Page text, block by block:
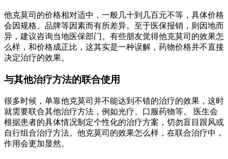
他克莫司的价格相对适中，一般几十到几百元不等，具体价格
会因规格、品牌等因素而有所差异。至于医保报销，则因地而
异，建议咨询当地医保部门。有些朋友觉得他克莫司的效果怎
么样，和价格成正比，这其实是一种误解，药物价格并不直接
决定治疗的效果。
与其他治疗方法的联合使用
很多时候，单靠他克莫司并不能达到不错的治疗的效果，这时
就需要联合其他治疗方法，例如光疗、口服药物等。 医生会
根据患者的具体情况制定个性化的治疗方案，切勿盲目跟风或
自行组合治疗方法。他克莫司的效果怎么样，在联合治疗中，
作用会更加显然。